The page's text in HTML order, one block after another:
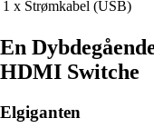
1 x Strømkabel (USB)
En
HDMI Switche
Elgiganten